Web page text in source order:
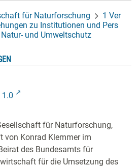
für Naturforschung
1 Ver
zu Institutionen und Pers
Natur- und Umweltschutz
für Naturforschung,
von Konrad Klemmer im
des Bundesamts für
für die Umsetzung des